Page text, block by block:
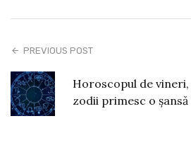
PREVIOUS POST
Horoscopul de vineri,
zodii primesc o șansă